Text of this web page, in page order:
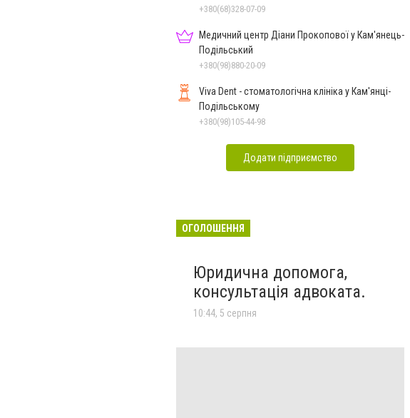
+380(68)328-07-09
Медичний центр Діани Прокопової у Кам'янець-
Подільський
+380(98)880-20-09
Viva Dent - стоматологічна клініка у Кам'янці-
Подільському
+380(98)105-44-98
Додати підприємство
ОГОЛОШЕННЯ
Юридична допомога,
консультація адвоката.
10:44, 5 серпня